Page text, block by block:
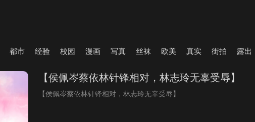
都市 经验 校园 漫画 写真 丝袜 欧美 真实 街拍 露出
【侯佩岑蔡依林针锋相对，林志玲无辜受辱】
【侯佩岑蔡依林针锋相对，林志玲无辜受辱】